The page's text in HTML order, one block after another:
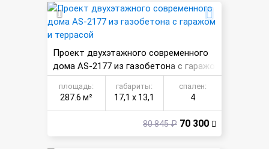
Проект двухэтажного современного
дома AS-2177 из газобетона с гаражо
м и террасой
площадь:
287.6 м²
габариты:
17,1 х 13,1
спален:
4
80 845 ₽ 70 300